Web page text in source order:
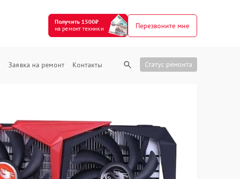
Получить 1500₽
на ремонт техники
Перезвоните мне
Заявка на ремонт Контакты Статус ремонта